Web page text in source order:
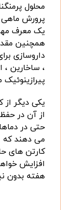
محلول
پرورش ماهی
یک معرف
همچنین
داروسازی
، ساخارین ،
یکی دیگر از
از آن در
حتی در
می دهند که
کارتن های
هفته بدون